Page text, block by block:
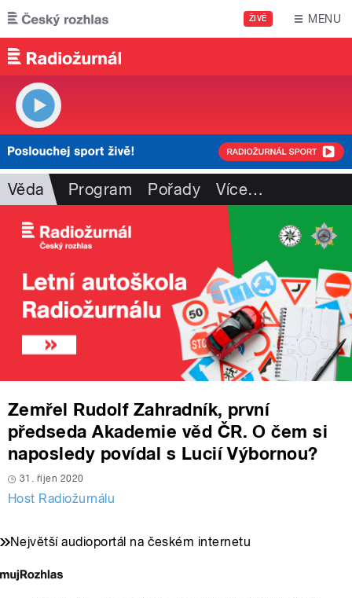
Přejít k hlavnímu obsahu
ŽIVĚ MENU
Věda Program Pořady Více…
Zemřel Rudolf Zahradník, první
předseda Akademie věd ČR. O čem si
naposledy povídal s Lucií Výbornou?
31. říjen 2020
Host Radiožurnálu
Největší audioportál na českém internetu